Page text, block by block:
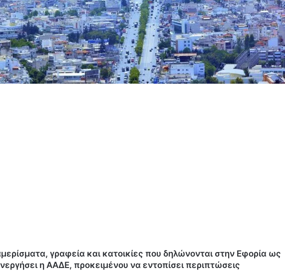
γραφεία και κατοικίες που δηλώνονται στην Εφορία ως
η ΑΑΔΕ, προκειμένου να εντοπίσει περιπτώσεις